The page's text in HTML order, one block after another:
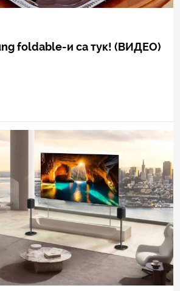
foldable-и са тук! (ВИДЕО)